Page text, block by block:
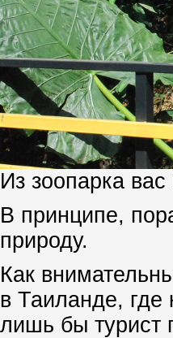
Из зоопарка
В принципе,
природу.
Как
в Таиланде, где
лишь бы турист